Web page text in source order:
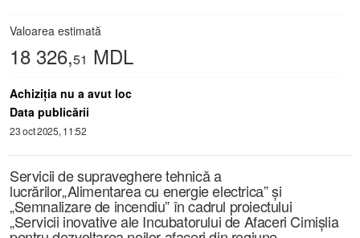
Valoarea estimată
18 326,51 MDL
Achiziţia nu a avut loc
Data publicării
23 oct 2025, 11:52
Servicii de supraveghere tehnică a
lucrărilor„Alimentarea cu energie electricа” și
„Semnalizare de incendiu” în cadrul proiectului
„Servicii inovative ale Incubatorului de Afaceri Cimișlia